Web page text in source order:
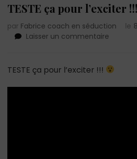
TESTE ça pour l’exciter !!!
par Fabrice coach en séduction le
Laisser un commentaire
pour
!!!
TESTE ça pour l’exciter !!!